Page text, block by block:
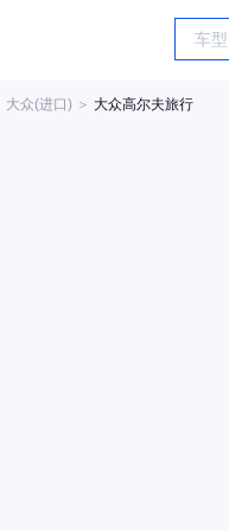
大众(进口) ＞ 大众高尔夫旅行